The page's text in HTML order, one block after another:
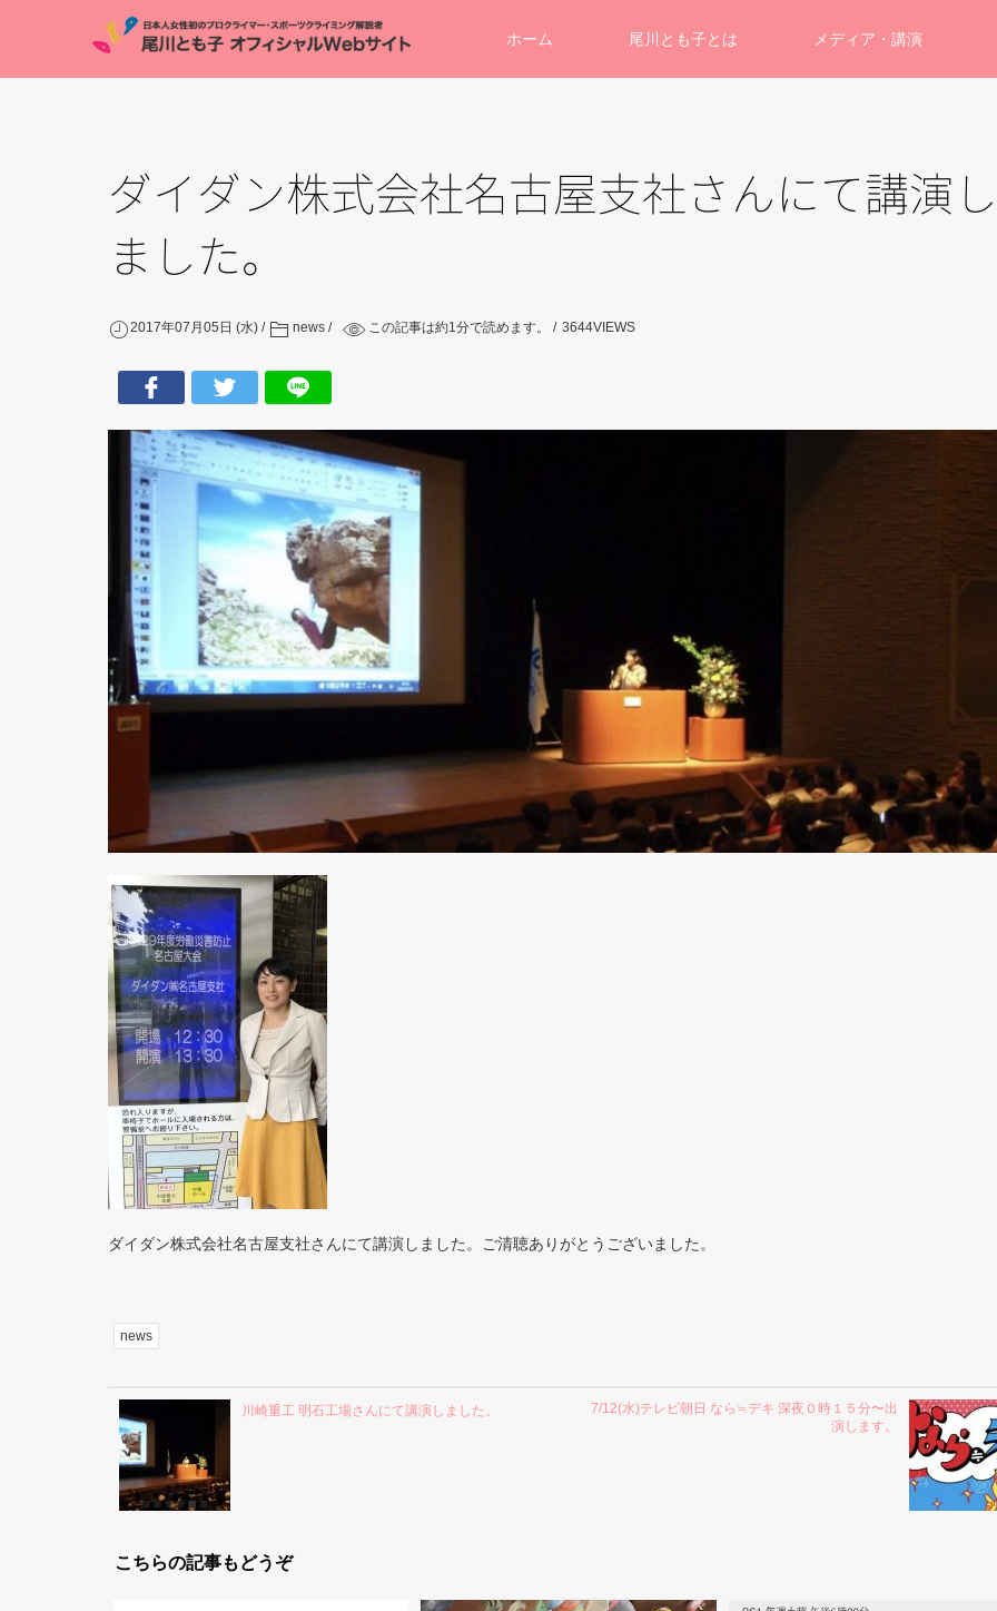
ホーム 尾川とも子とは メディア・講演
ダイダン株式会社名古屋支社さんにて講演し
ました。
2017年07月05日 (水) news この記事は約1分で読めます。 3644VIEWS
ダイダン株式会社名古屋支社さんにて講演しました。ご清聴ありがとうございました。
news
川崎重工 明石工場さんにて講演しました。
7/12(水)テレビ朝日 なら≒デキ 深夜０時１５分〜出
演します。
こちらの記事もどうぞ